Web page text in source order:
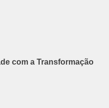
com a Transformação